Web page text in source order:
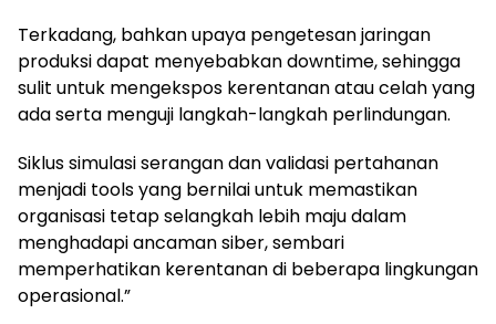
Terkadang, bahkan upaya pengetesan jaringan
produksi dapat menyebabkan downtime, sehingga
sulit untuk mengekspos kerentanan atau celah yang
ada serta menguji langkah-langkah perlindungan.
Siklus simulasi serangan dan validasi pertahanan
menjadi tools yang bernilai untuk memastikan
organisasi tetap selangkah lebih maju dalam
menghadapi ancaman siber, sembari
memperhatikan kerentanan di beberapa lingkungan
operasional.”